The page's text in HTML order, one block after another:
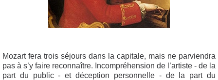
Mozart fera trois séjours dans la capitale, mais ne parviendra
pas à s’y faire reconnaître. Incompréhension de l’artiste - de la
part du public - et déception personnelle - de la part du